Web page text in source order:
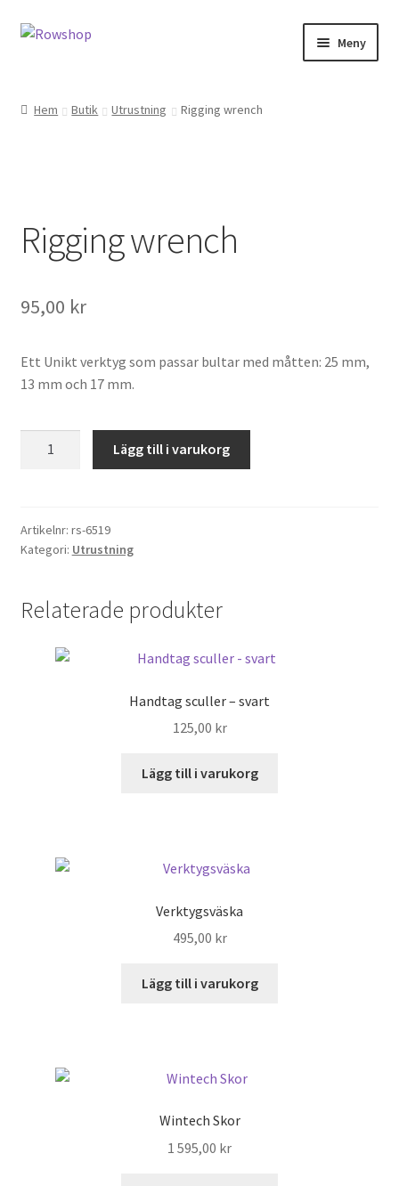
Hoppa
Hoppa
Meny
Butik
Kundtjänst
FAQ
Returpolicyn – returer
Nya produkter
Om Rowshop
Prislista
att lägga din order
Hem Butik Utrustning Rigging wrench
Rigging wrench
95,00 kr
Ett Unikt verktyg som passar bultar med måtten: 25 mm,
13 mm och 17 mm.
Lägg till i varukorg
Artikelnr: rs-6519
Kategori: Utrustning
Relaterade produkter
Handtag sculler – svart
125,00 kr
Lägg till i varukorg
Verktygsväska
495,00 kr
Lägg till i varukorg
Wintech Skor
1 595,00 kr